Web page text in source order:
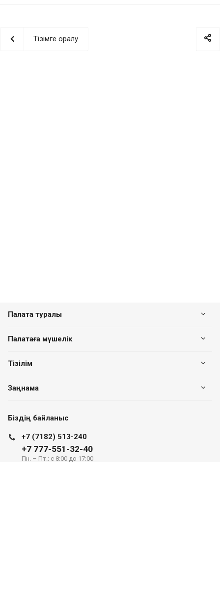
Тізімге оралу
Палата туралы
Палатаға мүшелік
Тізілім
Заңнама
Біздің байланыс
+7 (7182) 513-240
+7 777-551-32-40
Пн. – Пт.: с 8:00 до 17:00